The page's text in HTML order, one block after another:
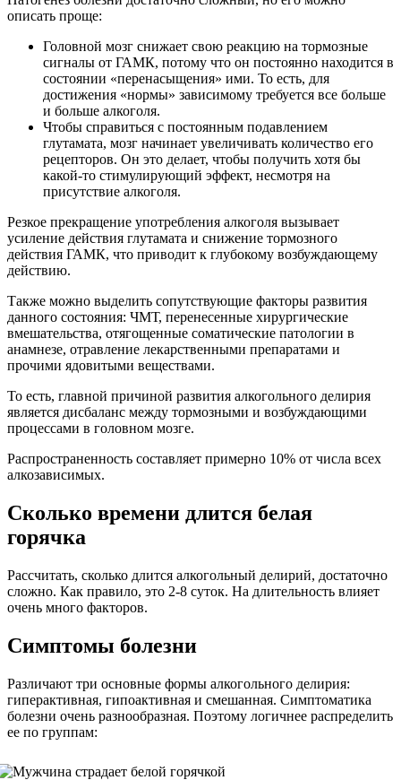
описать проще:
Головной мозг снижает свою реакцию на тормозные
сигналы от ГАМК, потому что он постоянно находится в
состоянии «перенасыщения» ими. То есть, для
достижения «нормы» зависимому требуется все больше
и больше алкоголя.
Чтобы справиться с постоянным подавлением
глутамата, мозг начинает увеличивать количество его
рецепторов. Он это делает, чтобы получить хотя бы
какой-то стимулирующий эффект, несмотря на
присутствие алкоголя.
Резкое прекращение употребления алкоголя вызывает
усиление действия глутамата и снижение тормозного
действия ГАМК, что приводит к глубокому возбуждающему
действию.
Также можно выделить сопутствующие факторы развития
данного состояния: ЧМТ, перенесенные хирургические
вмешательства, отягощенные соматические патологии в
анамнезе, отравление лекарственными препаратами и
прочими ядовитыми веществами.
То есть, главной причиной развития алкогольного делирия
является дисбаланс между тормозными и возбуждающими
процессами в головном мозге.
Распространенность составляет примерно 10% от числа всех
алкозависимых.
Сколько времени длится белая
горячка
Рассчитать, сколько длится алкогольный делирий, достаточно
сложно. Как правило, это 2-8 суток. На длительность влияет
очень много факторов.
Симптомы болезни
Различают три основные формы алкогольного делирия:
гиперактивная, гипоактивная и смешанная. Симптоматика
болезни очень разнообразная. Поэтому логичнее распределить
ее по группам: